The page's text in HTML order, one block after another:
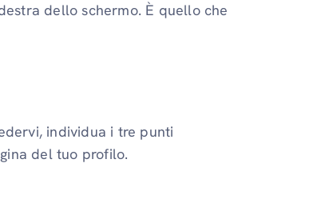
dello schermo. È quello che
individua i tre punti
del tuo profilo.